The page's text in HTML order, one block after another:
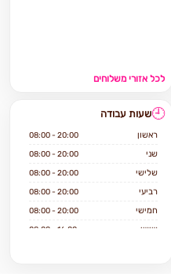
לכל אזורי משלוחים
🕘שעות עבודה
ראשון 08:00 - 20:00
שני 08:00 - 20:00
שלישי 08:00 - 20:00
רביעי 08:00 - 20:00
חמישי 08:00 - 20:00
שישי 08:00 - 16:00